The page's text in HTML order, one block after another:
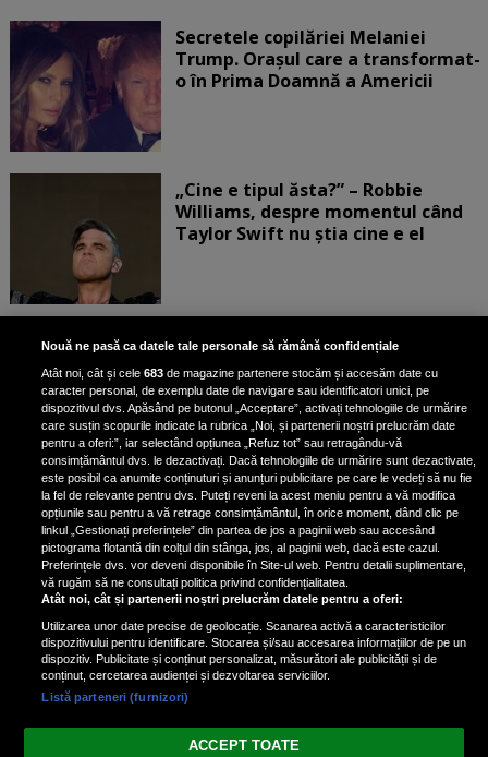
Secretele copilăriei Melaniei
Trump. Orașul care a transformat-
o în Prima Doamnă a Americii
„Cine e tipul ăsta?” – Robbie
Williams, despre momentul când
Taylor Swift nu știa cine e el
Bruce Dickinson, solistul trupei
Iron Maiden, şi-a arătat talentul
de scrimer la un concurs în Franţa
Nicki Minaj, acuzată de agresiune
de fostul manager: Detalii șocante
din proces
Nicki Minaj le-a lăudat pe...
Vezi varianta Desktop
Nouă ne pasă ca datele tale personale să rămână confidențiale
Atât noi, cât și cele683 de magazine partenere stocăm și accesăm date cu
caracter personal, de exemplu date de navigare sau identificatori unici, pe
dispozitivul dvs. Apăsând pe butonul „Acceptare”, activați tehnologiile de urmărire
care susțin scopurile indicate la rubrica „Noi, și partenerii noștri prelucrăm date
pentru a oferi:”, iar selectând opțiunea „Refuz tot” sau retragându-vă
consimțământul dvs. le dezactivați. Dacă tehnologiile de urmărire sunt dezactivate,
este posibil ca anumite conținuturi și anunțuri publicitare pe care le vedeți să nu fie
la fel de relevante pentru dvs. Puteți reveni la acest meniu pentru a vă modifica
opțiunile sau pentru a vă retrage consimțământul, în orice moment, dând clic pe
linkul „Gestionați preferințele” din partea de jos a paginii web sau accesând
pictograma flotantă din colțul din stânga, jos, al paginii web, dacă este cazul.
Preferințele dvs. vor deveni disponibile în Site-ul web. Pentru detalii suplimentare,
vă rugăm să ne consultați politica privind confidențialitatea.
Atât noi, cât și partenerii noștri prelucrăm datele pentru a oferi:
Utilizarea unor date precise de geolocație. Scanarea activă a caracteristicilor
dispozitivului pentru identificare. Stocarea și/sau accesarea informațiilor de pe un
dispozitiv. Publicitate și conținut personalizat, măsurători ale publicității și de
conținut, cercetarea audienței și dezvoltarea serviciilor.
Listă parteneri (furnizori)
ACCEPT TOATE